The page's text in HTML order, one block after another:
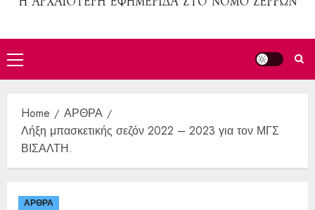
Home
ΑΡΘΡΑ
Λήξη μπασκετικής σεζόν 2022 – 2023 για τον ΜΓΣ
ΒΙΣΑΛΤΗ.
ΑΡΘΡΑ